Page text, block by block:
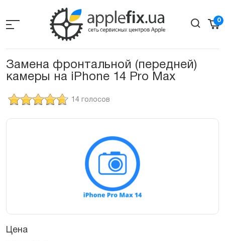
the
0
Замена фронтальной (передней)
камеры на iPhone 14 Pro Max
14 голосов
Цена